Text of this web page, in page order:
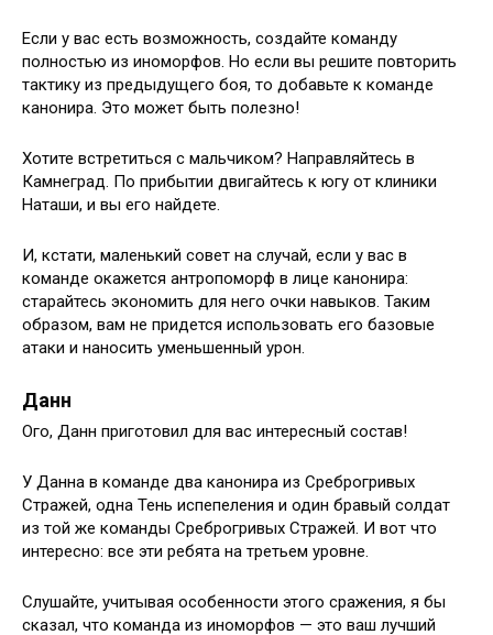
Если у вас есть возможность, создайте команду
полностью из иноморфов. Но если вы решите повторить
тактику из предыдущего боя, то добавьте к команде
канонира. Это может быть полезно!
Хотите встретиться с мальчиком? Направляйтесь в
Камнеград. По прибытии двигайтесь к югу от клиники
Наташи, и вы его найдете.
И, кстати, маленький совет на случай, если у вас в
команде окажется антропоморф в лице канонира:
старайтесь экономить для него очки навыков. Таким
образом, вам не придется использовать его базовые
атаки и наносить уменьшенный урон.
Данн
Ого, Данн приготовил для вас интересный состав!
У Данна в команде два канонира из Среброгривых
Стражей, одна Тень испепеления и один бравый солдат
из той же команды Среброгривых Стражей. И вот что
интересно: все эти ребята на третьем уровне.
Слушайте, учитывая особенности этого сражения, я бы
сказал, что команда из иноморфов — это ваш лучший